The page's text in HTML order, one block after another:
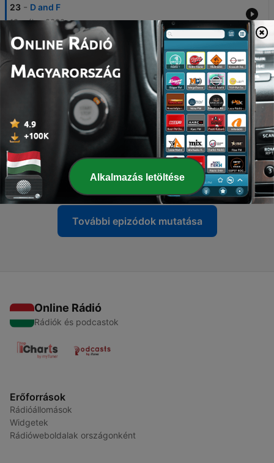
23 - D and F
12 május 2020
22 - Windchimes on the Porch Outside
Derivative (Rachmaninov G major)
20 - Derivative (Grande Valse)
24 márc. 2020
19 - Derivative (Ginastera)
26 febr. 2020
További epizódok mutatása
Online Rádió
Rádiók és podcastok
Erőforrások
Rádióállomások
Widgetek
Rádióweboldalak országonként
Alkalmazás letöltése